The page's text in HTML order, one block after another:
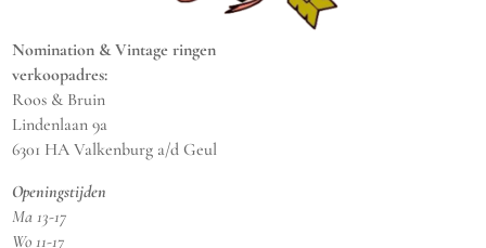
Nomination & Vintage ringen
verkoopadres:
Roos & Bruin
Lindenlaan 9a
6301 HA Valkenburg a/d Geul
Openingstijden
Ma 13-17
Wo 11-17